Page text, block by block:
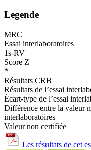
Legende
MRC
Essai interlaboratoires
1s-RV
Score Z
*
Résultats CRB
Résultats de l’essai
Écart-type de l’essai
Différence entre la valeur
interlaboratoires
Valeur non certifiée
Les résultats de cet